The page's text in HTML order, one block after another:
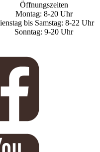
Öffnungszeiten
Montag: 8-20 Uhr
bis Samstag: 8-22 Uhr
Sonntag: 9-20 Uhr